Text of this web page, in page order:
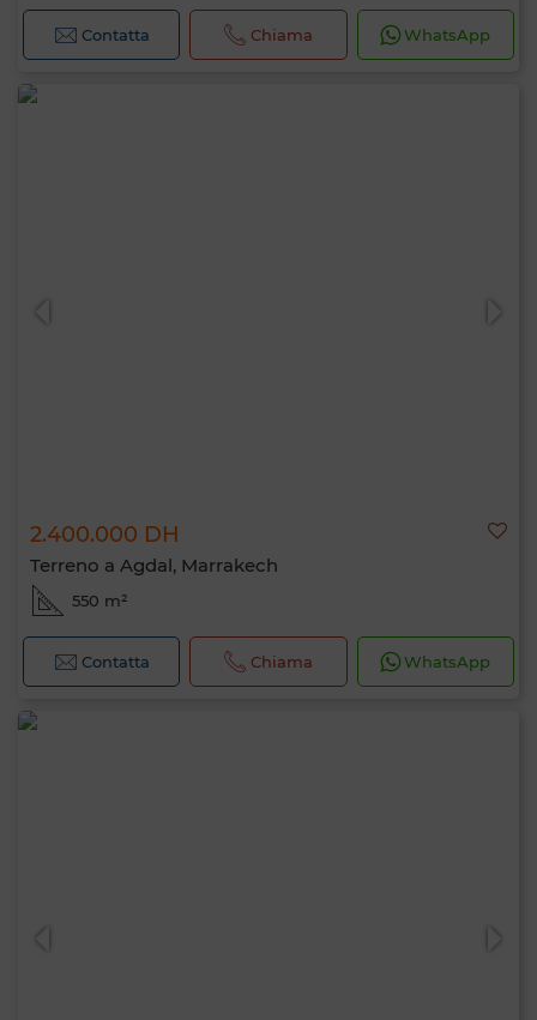
Contatta Chiama WhatsApp
2.400.000 DH
Terreno a Agdal, Marrakech
550 m²
Contatta Chiama WhatsApp